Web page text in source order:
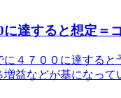
達すると想定＝
４７００に達すると
益などが基になっ